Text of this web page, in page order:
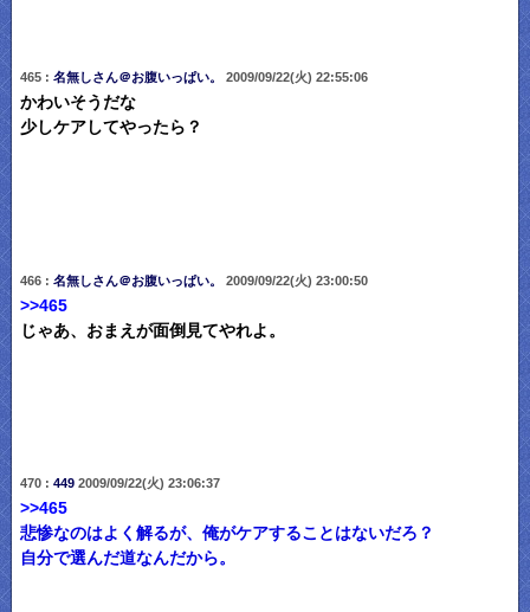
465 : 名無しさん＠お腹いっぱい。 2009/09/22(火) 22:55:06
かわいそうだな
少しケアしてやったら？
466 : 名無しさん＠お腹いっぱい。 2009/09/22(火) 23:00:50
>>465
じゃあ、おまえが面倒見てやれよ。
470 : 4492009/09/22(火) 23:06:37
>>465
悲惨なのはよく解るが、俺がケアすることはないだろ？
自分で選んだ道なんだから。